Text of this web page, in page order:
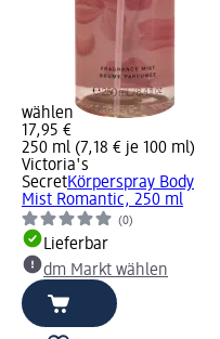
wählen
17,95 €
250 ml (7,18 € je 100 ml)
Victoria's
SecretKörperspray Body
Mist Romantic, 250 ml
(0)
Lieferbar
dm Markt wählen